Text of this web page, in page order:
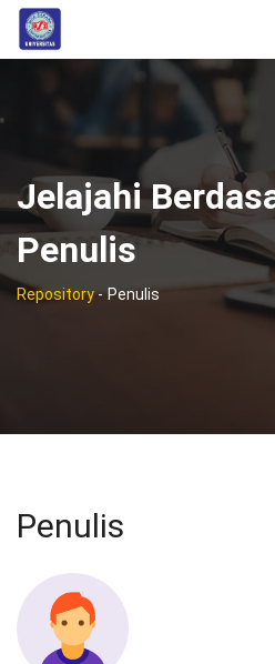
Jelajahi
Penulis
Repository- Penulis
Penulis